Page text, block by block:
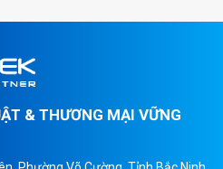
& THƯƠNG MẠI VỮNG